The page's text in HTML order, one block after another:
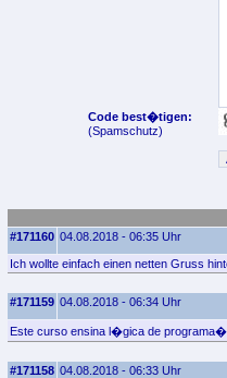
Code best�tigen:
(Spamschutz)
#171160 04.08.2018 - 06:35 Uhr
Ich wollte einfach einen netten Gruss
#171159 04.08.2018 - 06:34 Uhr
Este curso ensina l�gica de
#171158 04.08.2018 - 06:33 Uhr